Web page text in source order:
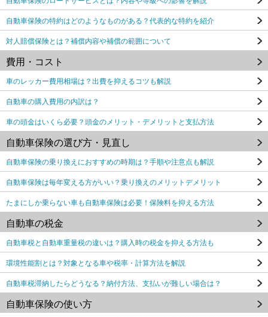
自動車保険の特約はどのようなものがある？代表的な特約を紹介
対人賠償保険とは？補償内容や補償の範囲について
費用・コスト
車のレッカー費用相場は？出費を抑えるコツも解説
自動車の購入費用の内訳は？
車の頭金はいくら必要？頭金のメリット・デメリットと支払方法
自動車保険の選び方・見直し
自動車保険の乗り換えにおすすめの時期は？手順や注意点も解説
自動車保険は毎年変える方がいい？乗り換えのメリットデメリット
たまにしか乗らない車も自動車保険は必要！保険料を抑える方法
自動車の税金
自動車税と自動車重量税の違いは？購入時の税金を抑える方法も
環境性能割とは？対象となる車や税率・計算方法を解説
自動車税滞納したらどうなる？納付方法、支払いが難しい場合は？
自動車保険の使い方